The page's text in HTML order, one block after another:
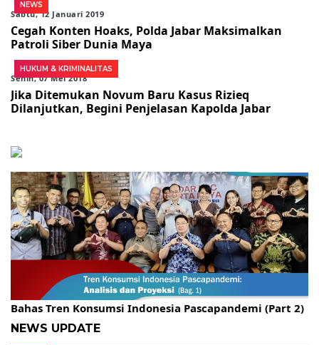
NEWS
Sabtu, 12 Januari 2019
Cegah Konten Hoaks, Polda Jabar Maksimalkan
Patroli Siber Dunia Maya
HUKUM & KRIMINALITAS
Senin, 07 Mei 2018
Jika Ditemukan Novum Baru Kasus Rizieq
Dilanjutkan, Begini Penjelasan Kapolda Jabar
Gelar Kopdar, KBC Jakarta Raya Hadirkan Pakar Ritel
Bahas Tren Konsumsi Indonesia Pascapandemi (Part 2)
NEWS UPDATE